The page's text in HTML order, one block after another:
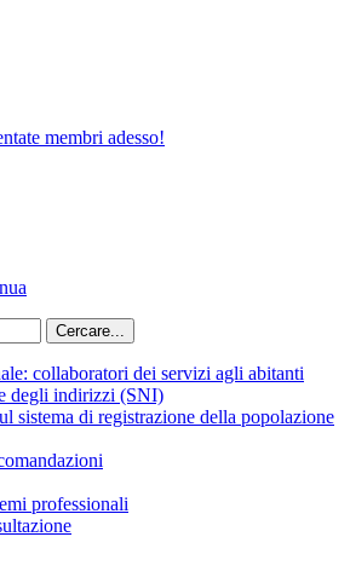
membri adesso!
collaboratori dei servizi agli abitanti
degli indirizzi (SNI)
sistema di registrazione della popolazione
professionali